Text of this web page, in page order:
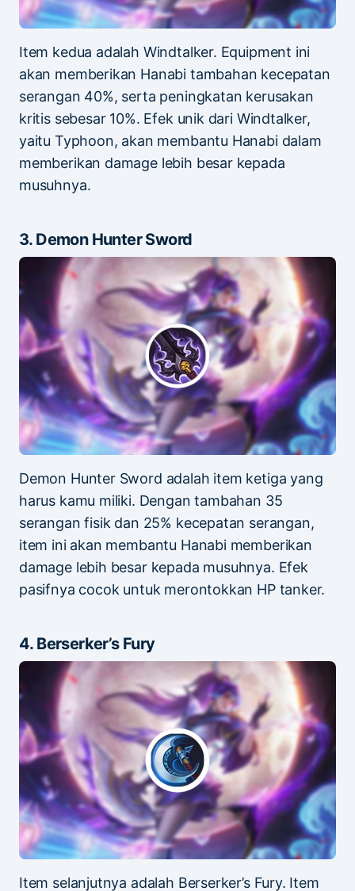
Item kedua adalah Windtalker. Equipment ini
akan memberikan Hanabi tambahan kecepatan
serangan 40%, serta peningkatan kerusakan
kritis sebesar 10%. Efek unik dari Windtalker,
yaitu Typhoon, akan membantu Hanabi dalam
memberikan damage lebih besar kepada
musuhnya.
3. Demon Hunter Sword
Demon Hunter Sword adalah item ketiga yang
harus kamu miliki. Dengan tambahan 35
serangan fisik dan 25% kecepatan serangan,
item ini akan membantu Hanabi memberikan
damage lebih besar kepada musuhnya. Efek
pasifnya cocok untuk merontokkan HP tanker.
4. Berserker’s Fury
Item selanjutnya adalah Berserker’s Fury. Item